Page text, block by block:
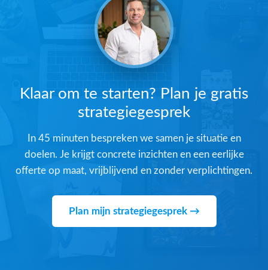
Klaar om te starten? Plan je gratis
strategiegesprek
In 45 minuten bespreken we samen je situatie en
doelen. Je krijgt concrete inzichten en een eerlijke
offerte op maat, vrijblijvend en zonder verplichtingen.
Plan mijn strategiegesprek →